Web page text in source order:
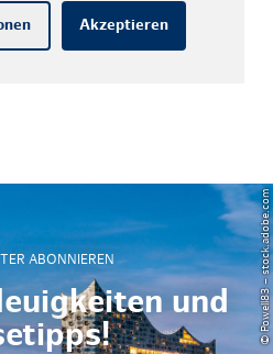
Akzeptieren
ABONNIEREN
und
© Powell83 – stock.adobe.com